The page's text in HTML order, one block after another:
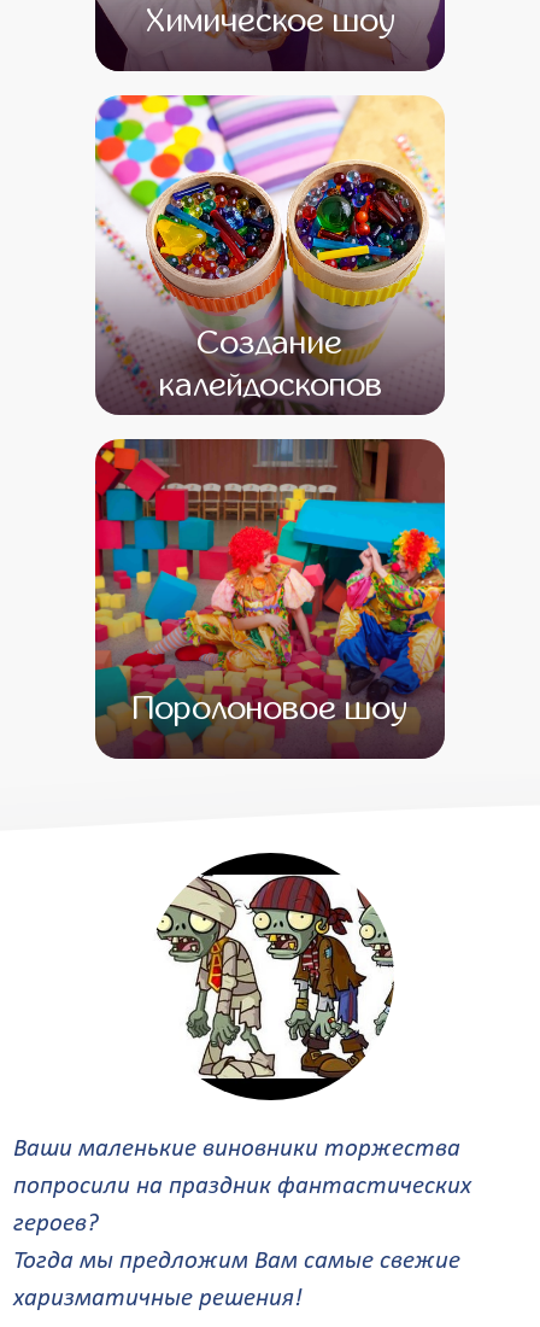
Химическое шоу
от 0 от 0
Создание
калейдоскопов
от 14 500 от 1
Поролоновое шоу
Ваши маленькие виновники торжества
попросили на праздник фантастических
героев?
Тогда мы предложим Вам самые свежие
харизматичные решения!